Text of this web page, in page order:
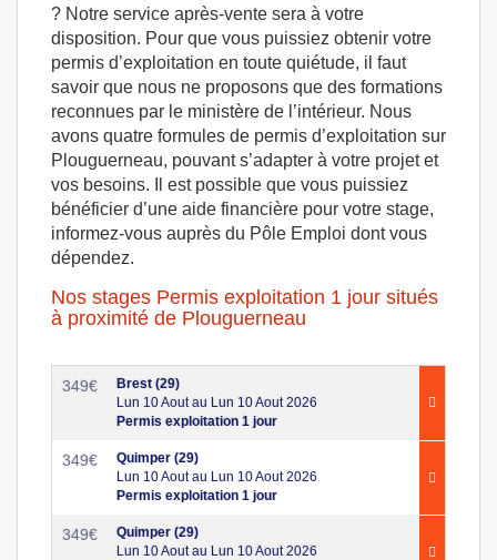
? Notre service après-vente sera à votre
disposition. Pour que vous puissiez obtenir votre
permis d’exploitation en toute quiétude, il faut
savoir que nous ne proposons que des formations
reconnues par le ministère de l’intérieur. Nous
avons quatre formules de permis d’exploitation sur
Plouguerneau, pouvant s’adapter à votre projet et
vos besoins. Il est possible que vous puissiez
bénéficier d’une aide financière pour votre stage,
informez-vous auprès du Pôle Emploi dont vous
dépendez.
Nos stages Permis exploitation 1 jour situés
à proximité de Plouguerneau
349€
Brest (29)
Lun 10 Aout au Lun 10 Aout 2026
Permis exploitation 1 jour
349€
Quimper (29)
Lun 10 Aout au Lun 10 Aout 2026
Permis exploitation 1 jour
349€
Quimper (29)
Lun 10 Aout au Lun 10 Aout 2026